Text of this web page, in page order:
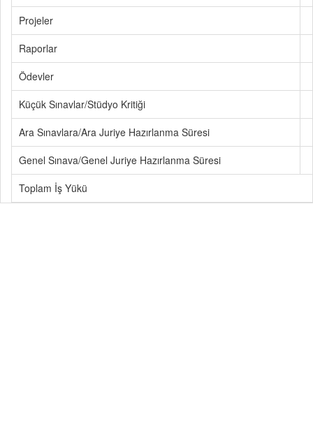
Projeler
Raporlar
Ödevler
Küçük Sınavlar/Stüdyo Kritiği
Ara Sınavlara/Ara Juriye Hazırlanma Süresi
Genel Sınava/Genel Juriye Hazırlanma Süresi
Toplam İş Yükü